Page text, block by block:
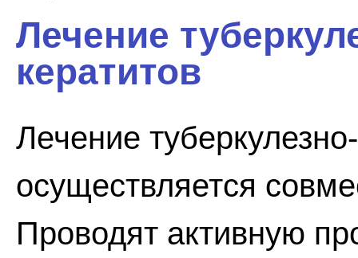
Лечение
кератитов
Лечение
осуществляется
Проводят активную